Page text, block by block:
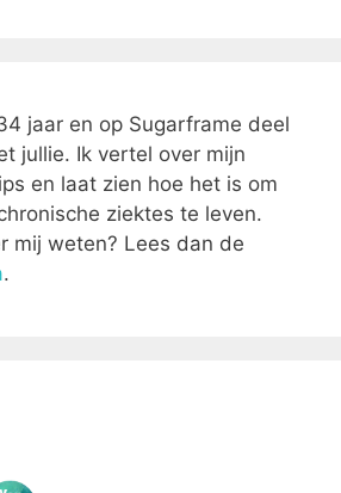
jaar en op Sugarframe deel
jullie. Ik vertel over mijn
en laat zien hoe het is om
ziektes te leven.
mij weten? Lees dan de
.